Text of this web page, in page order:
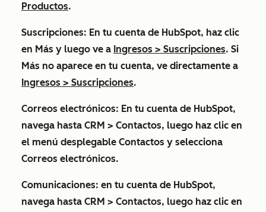
Productos.
Suscripciones: En tu cuenta de HubSpot, haz clic
en Más y luego ve a Ingresos > Suscripciones. Si
Más no aparece en tu cuenta, ve directamente a
Ingresos > Suscripciones.
Correos electrónicos: En tu cuenta de HubSpot,
navega hasta CRM > Contactos, luego haz clic en
el menú desplegable Contactos y selecciona
Correos electrónicos.
Comunicaciones: en tu cuenta de HubSpot,
navega hasta CRM > Contactos, luego haz clic en